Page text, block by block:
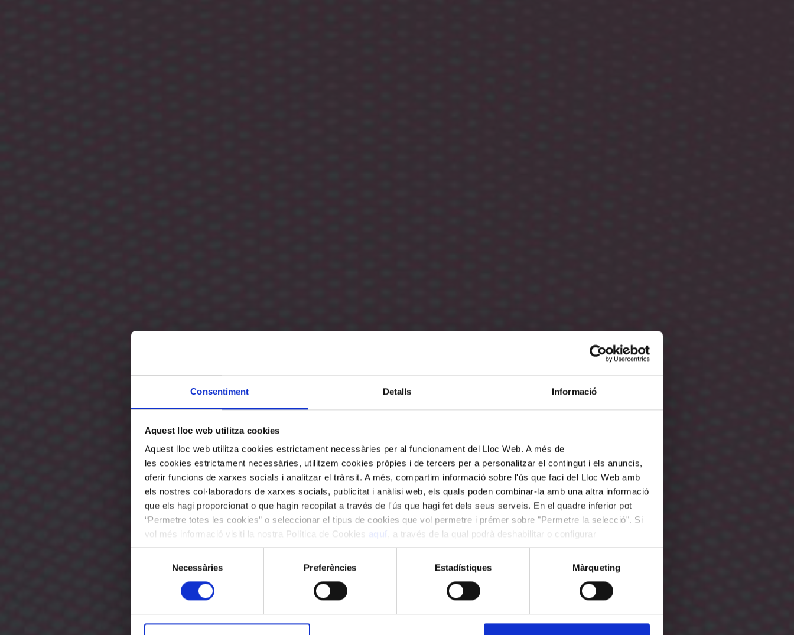
Consentiment Detalls Informació
Aquest lloc web utilitza cookies
Aquest lloc web utilitza cookies estrictament necessàries per al funcionament del Lloc Web. A més de
les cookies estrictament necessàries, utilitzem cookies pròpies i de tercers per a personalitzar el contingut i els anuncis,
oferir funcions de xarxes socials i analitzar el trànsit. A més, compartim informació sobre l'ús que faci del Lloc Web amb
els nostres col·laboradors de xarxes socials, publicitat i anàlisi web, els quals poden combinar-la amb una altra informació
que els hagi proporcionat o que hagin recopilat a través de l'ús que hagi fet dels seus serveis. En el quadre inferior pot
“Permetre totes les cookies” o seleccionar el tipus de cookies que vol permetre i prémer sobre "Permetre la selecció". Si
vol més informació visiti la nostra Política de Cookies aquí
, a través de la qual podrà deshabilitar o configurar
les cookies en qualsevol moment.
consentiment
Necessàries Preferències Estadístiques Màrqueting